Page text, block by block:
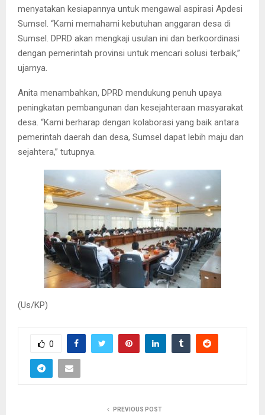
menyatakan kesiapannya untuk mengawal aspirasi Apdesi
Sumsel. “Kami memahami kebutuhan anggaran desa di
Sumsel. DPRD akan mengkaji usulan ini dan berkoordinasi
dengan pemerintah provinsi untuk mencari solusi terbaik,”
ujarnya.
Anita menambahkan, DPRD mendukung penuh upaya
peningkatan pembangunan dan kesejahteraan masyarakat
desa. “Kami berharap dengan kolaborasi yang baik antara
pemerintah daerah dan desa, Sumsel dapat lebih maju dan
sejahtera,” tutupnya.
(Us/KP)
0
PREVIOUS POST